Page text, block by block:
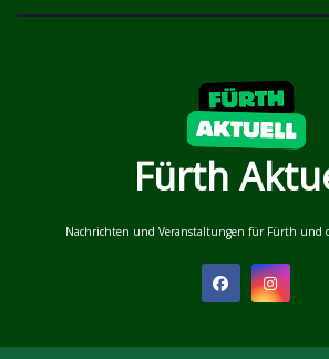
Fürth
Nachrichten und Veranstaltungen für Fürth und